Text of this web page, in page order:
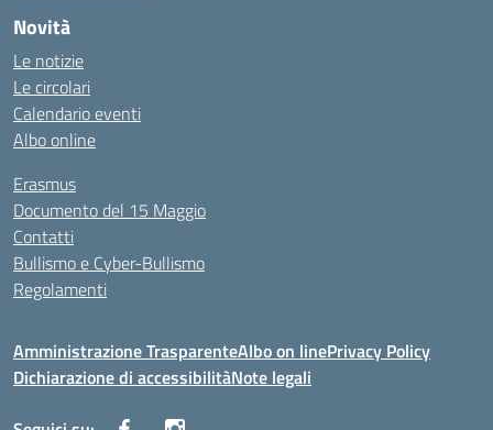
Novità
Le notizie
Le circolari
Calendario eventi
Albo online
Erasmus
Documento del 15 Maggio
Contatti
Bullismo e Cyber-Bullismo
Regolamenti
Amministrazione TrasparenteAlbo on linePrivacy Policy
Dichiarazione di accessibilitàNote legali